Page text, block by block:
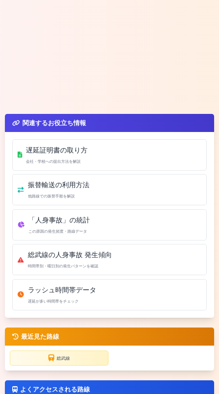
関連するお役立ち情報
遅延証明書の取り方
会社・学校への提出方法を解説
振替輸送の利用方法
他路線での振替手順を解説
「人身事故」の統計
この原因の発生頻度・路線データ
総武線の人身事故 発生傾向
時間帯別・曜日別の発生パターンを確認
ラッシュ時間帯データ
遅延が多い時間帯をチェック
最近見た路線
総武線
よくアクセスされる路線